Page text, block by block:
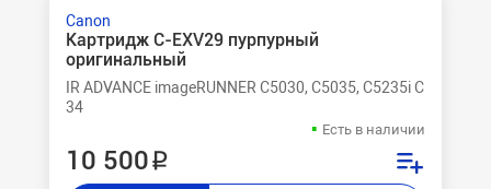
Canon
Картридж C-EXV29 пурпурный
оригинальный
IR ADVANCE imageRUNNER C5030, C5035, C5235i C5235,
34
Есть в наличии
10 500 ₽